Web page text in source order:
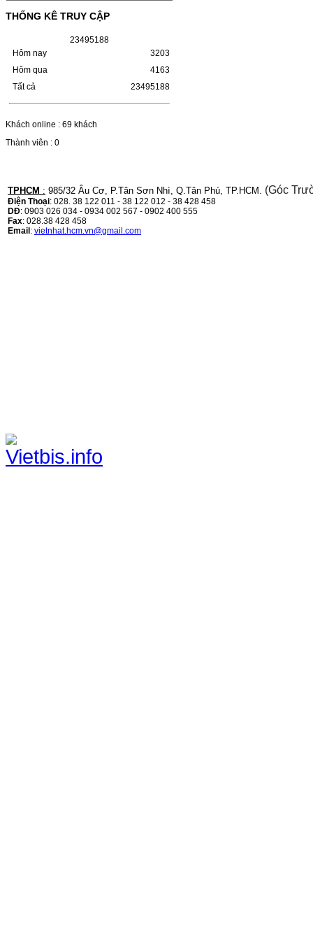
MÁY LBP 243/MF 461DW MÃ HỘP MỰC:–
Hộp mực Canon CRG-070– Loại mực: Mực
Canon i-SENSYS…
Giá : 799.000VND
Chọn mua
MÁY IN KYOCERA
M2135DN/M2635DN
mực: Mực in laser trắng đenSỬ DỤNG CHO
MÁY IN:- Kyocera Ecosys
M2135dn/M2635dn/M2735dw/P2235dn/P2235dw-
Mặt hàng…
Giá : 799.000VND
THỐNG KÊ TRUY CẬP
234951 88
Hôm nay
Hôm qua
Tất cả
3203
4163
23495188
Khách online : 69 khách
Thành viên : 0
TPHCM : 985/32 Âu Cơ, P.Tân Sơn Nhì, Q.Tân Phú, TP.HCM. (Góc
Điện Thoại: 028. 38 122 011 - 38 122 012 - 38 428 458
DĐ: 0903 026 034 - 0934 002 567 - 0902 400 555
Fax: 028.38 428 458
Email: vietnhat.hcm.vn@gmail.com